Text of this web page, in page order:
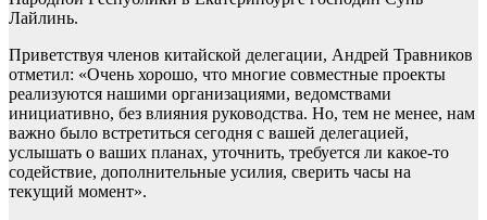
Лайлинь.
Приветствуя членов китайской делегации, Андрей Травников
отметил: «Очень хорошо, что многие совместные проекты
реализуются нашими организациями, ведомствами
инициативно, без влияния руководства. Но, тем не менее, нам
важно было встретиться сегодня с вашей делегацией,
услышать о ваших планах, уточнить, требуется ли какое-то
содействие, дополнительные усилия, сверить часы на
текущий момент».